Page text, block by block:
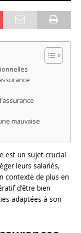
mauvaise
est un sujet crucial
leurs salariés,
contexte de plus en
d’être bien
adaptées à son